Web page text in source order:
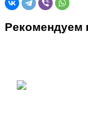
Рекомендуем